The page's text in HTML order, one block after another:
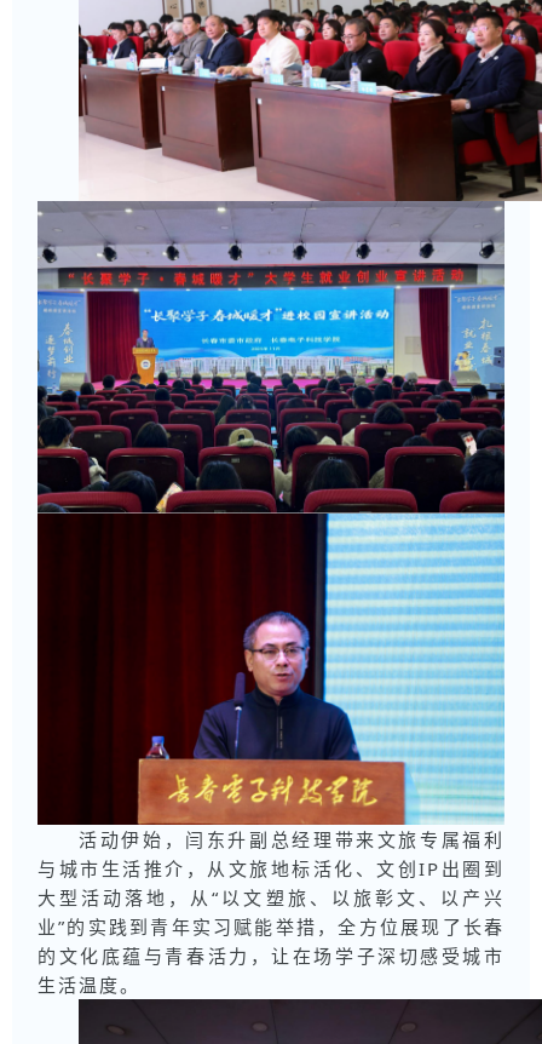
活动伊始，闫东升副总经理带来文旅专属福利
与城市生活推介，从文旅地标活化、文创IP出圈到
大型活动落地，从“以文塑旅、以旅彰文、以产兴
业”的实践到青年实习赋能举措，全方位展现了长春
的文化底蕴与青春活力，让在场学子深切感受城市
生活温度。